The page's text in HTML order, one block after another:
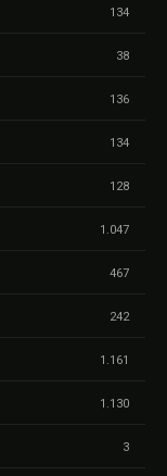
134
38
136
134
128
1.047
467
242
1.161
1.130
3